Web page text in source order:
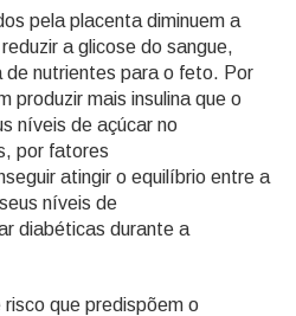
pela placenta diminuem a
a glicose do sangue,
nutrientes para o feto. Por
produzir mais insulina que o
níveis de açúcar no
por fatores
atingir o equilíbrio entre a
níveis de
diabéticas durante a
que predispõem o